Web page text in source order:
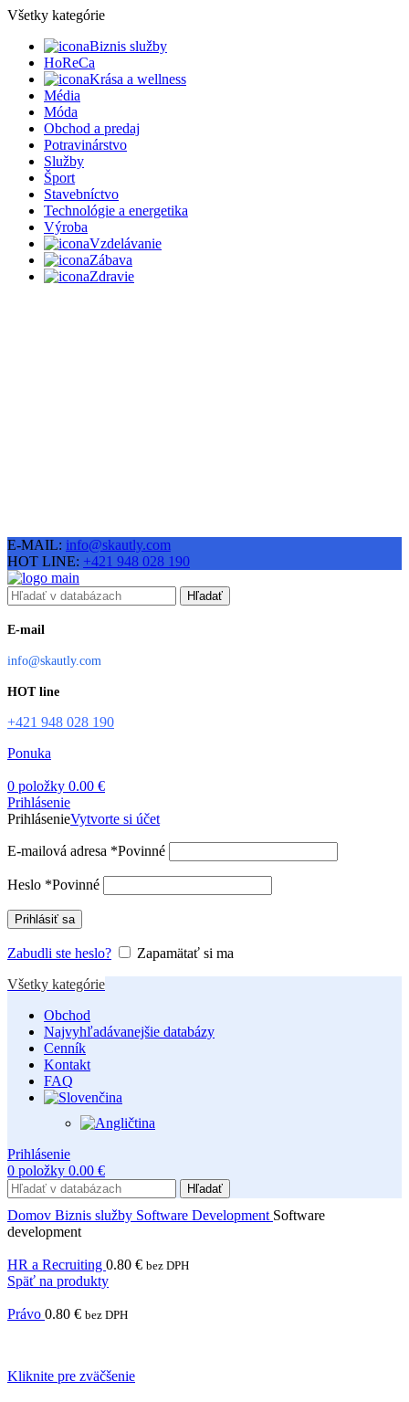
Všetky kategórie
Biznis služby
HoReCa
Krása a wellness
Média
Móda
Obchod a predaj
Potravinárstvo
Služby
Šport
Stavebníctvo
Technológie a energetika
Výroba
Vzdelávanie
Zábava
Zdravie
E-MAIL: info@skautly.com
HOT LINE: +421 948 028 190
Hľadať
E-mail
info@skautly.com
HOT line
+421 948 028 190
Ponuka
0 položky 0.00 €
Prihlásenie
PrihlásenieVytvorte si účet
E-mailová adresa *Povinné
Heslo *Povinné
Prihlásiť sa
Zabudli ste heslo?
Zapamätať si ma
Všetky kategórie
Obchod
Najvyhľadávanejšie databázy
Cenník
Kontakt
FAQ
Prihlásenie
0 položky 0.00 €
Hľadať
Domov Biznis služby Software Development Software
development
HR a Recruiting 0.80 € bez DPH
Späť na produkty
Právo 0.80 € bez DPH
Kliknite pre zväčšenie